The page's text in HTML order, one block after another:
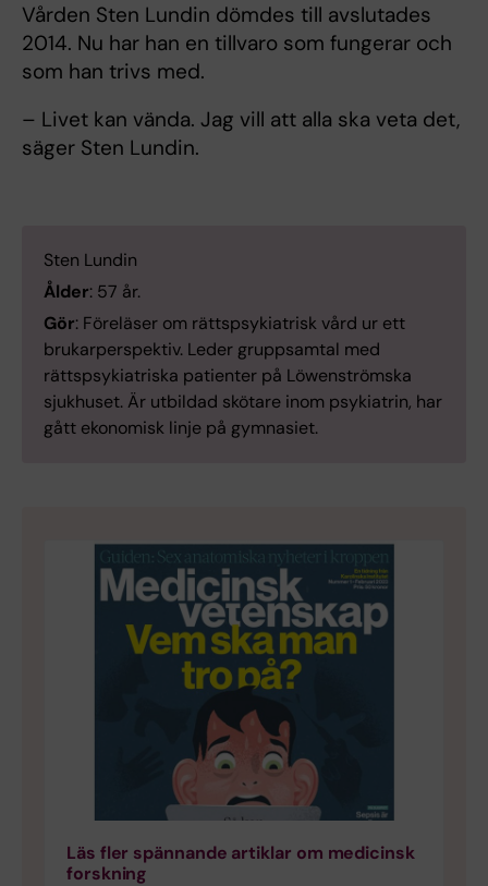
Vården Sten Lundin dömdes till avslutades
2014. Nu har han en tillvaro som fungerar och
som han trivs med.
– Livet kan vända. Jag vill att alla ska veta det,
säger Sten Lundin.
Sten Lundin
Ålder: 57 år.
Gör: Föreläser om rätts­psykiatrisk vård ur ett
brukarperspektiv. Leder gruppsamtal med
rättspsykiatriska patienter på Löwenströmska
sjukhuset. Är utbildad skötare inom psykiatrin, har
gått ekonomisk linje på gymnasiet.
Läs fler spännande artiklar om medicinsk
forskning